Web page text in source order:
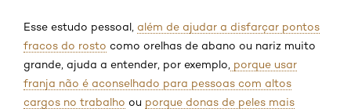
Esse estudo pessoal, além de ajudar a disfarçar pontos
fracos do rosto como orelhas de abano ou nariz muito
grande, ajuda a entender, por exemplo, porque usar
franja não é aconselhado para pessoas com altos
cargos no trabalho ou porque donas de peles mais